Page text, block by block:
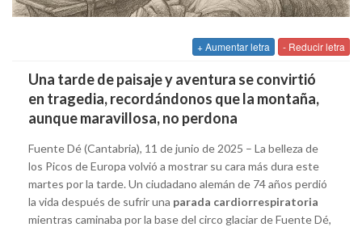
+ Aumentar letra - Reducir letra
Una tarde de paisaje y aventura se convirtió
en tragedia, recordándonos que la montaña,
aunque maravillosa, no perdona
Fuente Dé (Cantabria), 11 de junio de 2025 – La belleza de
los Picos de Europa volvió a mostrar su cara más dura este
martes por la tarde. Un ciudadano alemán de 74 años perdió
la vida después de sufrir una parada cardiorrespiratoria
mientras caminaba por la base del circo glaciar de Fuente Dé,